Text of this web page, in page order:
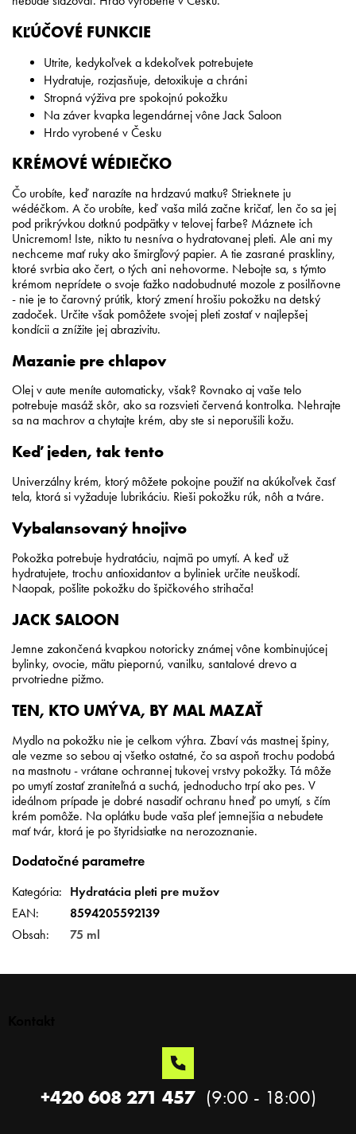
KĽÚČOVÉ FUNKCIE
Utrite, kedykoľvek a kdekoľvek potrebujete
Hydratuje, rozjasňuje, detoxikuje a chráni
Stropná výživa pre spokojnú pokožku
Na záver kvapka legendárnej vône Jack Saloon
Hrdo vyrobené v Česku
KRÉMOVÉ WÉDIEČKO
Čo urobíte, keď narazíte na hrdzavú matku? Strieknete ju
wédéčkom. A čo urobíte, keď vaša milá začne kričať, len čo sa jej
pod prikrývkou dotknú podpätky v telovej farbe? Máznete ich
Unicremom! Iste, nikto tu nesníva o hydratovanej pleti. Ale ani my
nechceme mať ruky ako šmirgľový papier. A tie zasrané praskliny,
ktoré svrbia ako čert, o tých ani nehovorme. Nebojte sa, s týmto
krémom neprídete o svoje ťažko nadobudnuté mozole z posilňovne
- nie je to čarovný prútik, ktorý zmení hrošiu pokožku na detský
zadoček. Určite však pomôžete svojej pleti zostať v najlepšej
kondícii a znížite jej abrazivitu.
Mazanie pre chlapov
Olej v aute meníte automaticky, však? Rovnako aj vaše telo
potrebuje masáž skôr, ako sa rozsvieti červená kontrolka. Nehrajte
sa na machrov a chytajte krém, aby ste si neporušili kožu.
Keď jeden, tak tento
Univerzálny krém, ktorý môžete pokojne použiť na akúkoľvek časť
tela, ktorá si vyžaduje lubrikáciu. Rieši pokožku rúk, nôh a tváre.
Vybalansovaný hnojivo
Pokožka potrebuje hydratáciu, najmä po umytí. A keď už
hydratujete, trochu antioxidantov a byliniek určite neuškodí.
Naopak, pošlite pokožku do špičkového strihača!
JACK SALOON
Jemne zakončená kvapkou notoricky známej vône kombinujúcej
bylinky, ovocie, mätu piepornú, vanilku, santalové drevo a
prvotriedne pižmo.
TEN, KTO UMÝVA, BY MAL MAZAŤ
Mydlo na pokožku nie je celkom výhra. Zbaví vás mastnej špiny,
ale vezme so sebou aj všetko ostatné, čo sa aspoň trochu podobá
na mastnotu - vrátane ochrannej tukovej vrstvy pokožky. Tá môže
po umytí zostať zraniteľná a suchá, jednoducho trpí ako pes. V
ideálnom prípade je dobré nasadiť ochranu hneď po umytí, s čím
krém pomôže. Na oplátku bude vaša pleť jemnejšia a nebudete
mať tvár, ktorá je po štyridsiatke na nerozoznanie.
Dodatočné parametre
Kategória:
Hydratácia pleti pre mužov
EAN:
8594205592139
Obsah: 75 ml
+420 608 271 457